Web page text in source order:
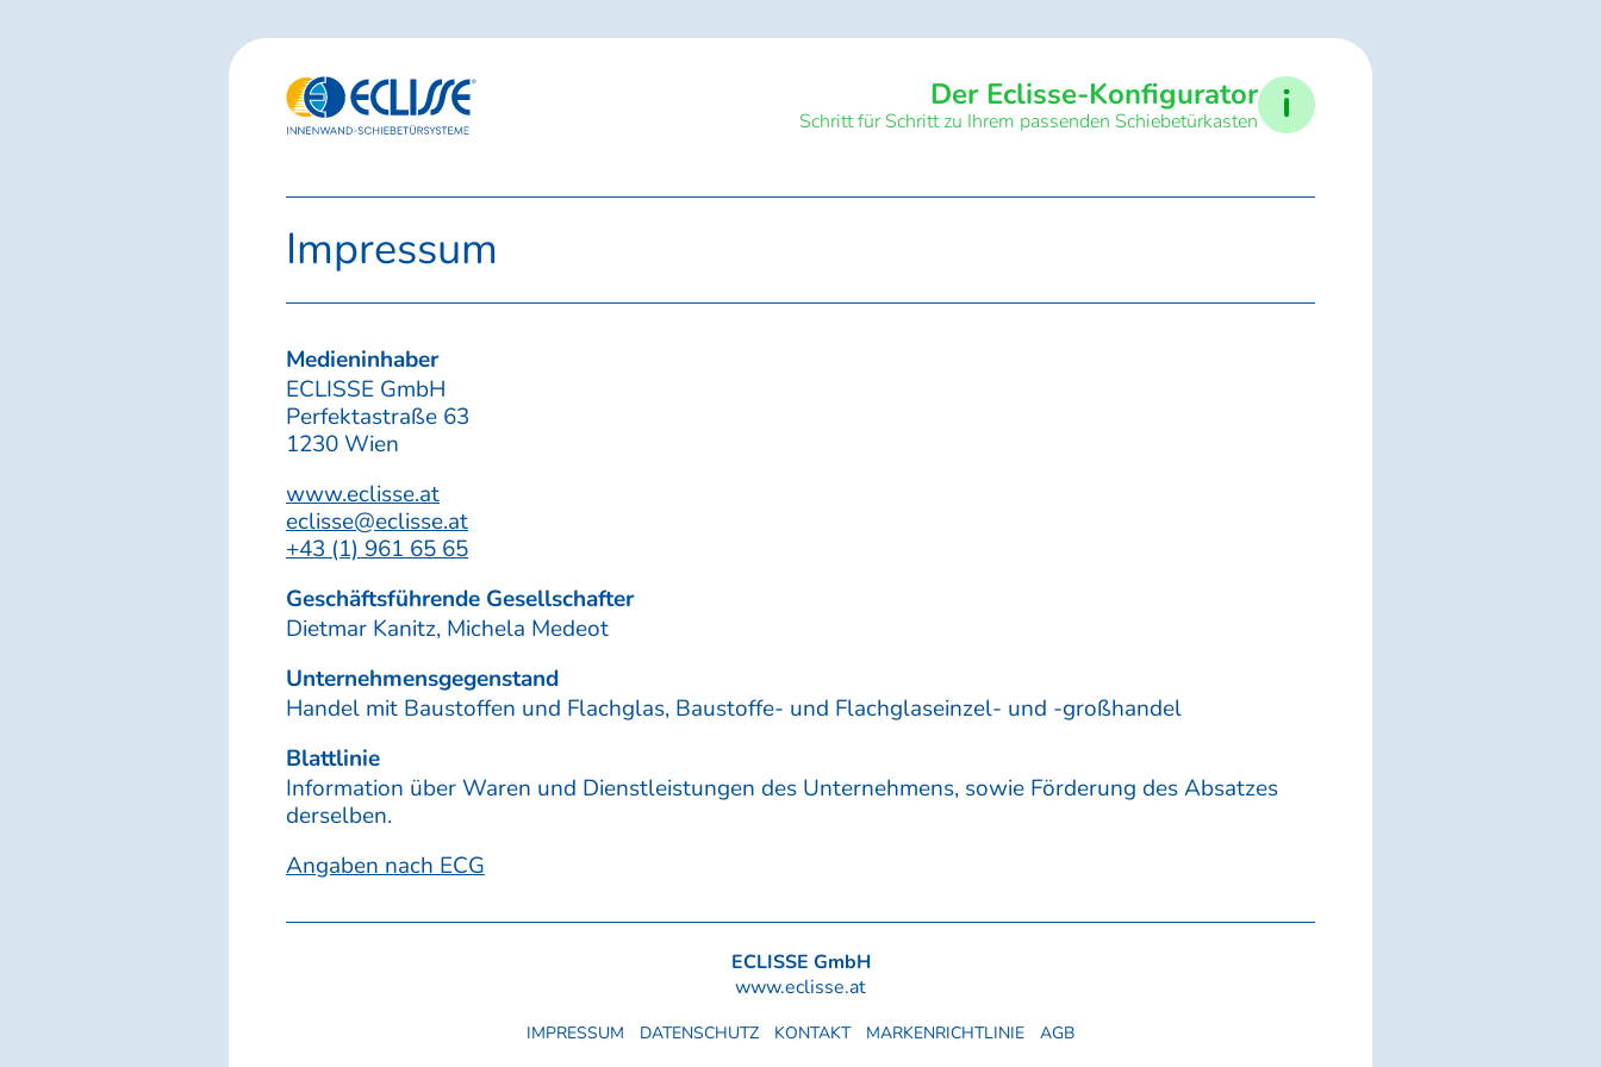
Der Eclisse-Konfigurator
Schritt für Schritt zu Ihrem passenden Schiebetürkasten i
Impressum
Medieninhaber
ECLISSE GmbH
Perfektastraße 63
1230 Wien
www.eclisse.at
eclisse@eclisse.at
+43 (1) 961 65 65
Geschäftsführende Gesellschafter
Dietmar Kanitz, Michela Medeot
Unternehmensgegenstand
Handel mit Baustoffen und Flachglas, Baustoffe- und Flachglaseinzel- und -großhandel
Blattlinie
Information über Waren und Dienstleistungen des Unternehmens, sowie Förderung des Absatzes
derselben.
Angaben nach ECG
ECLISSE GmbH
www.eclisse.at
IMPRESSUM DATENSCHUTZ KONTAKT MARKENRICHTLINIE
AGB